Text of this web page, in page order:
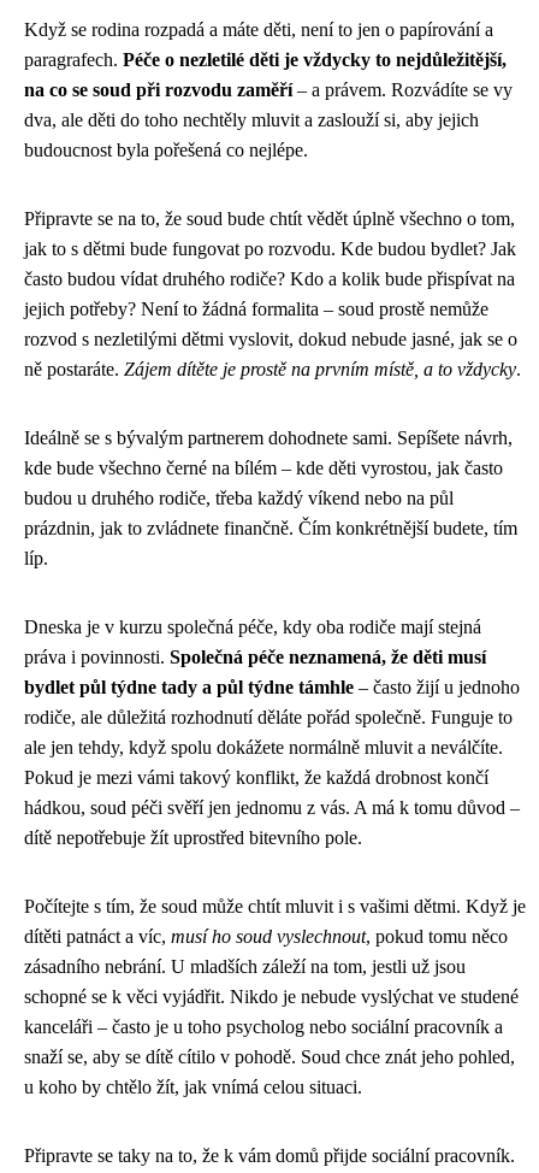
Když se rodina rozpadá a máte děti, není to jen o papírování a
paragrafech. Péče o nezletilé děti je vždycky to nejdůležitější,
na co se soud při rozvodu zaměří– a právem. Rozvádíte se vy
dva, ale děti do toho nechtěly mluvit a zaslouží si, aby jejich
budoucnost byla pořešená co nejlépe.
Připravte se na to, že soud bude chtít vědět úplně všechno o tom,
jak to s dětmi bude fungovat po rozvodu. Kde budou bydlet? Jak
často budou vídat druhého rodiče? Kdo a kolik bude přispívat na
jejich potřeby? Není to žádná formalita – soud prostě nemůže
rozvod s nezletilými dětmi vyslovit, dokud nebude jasné, jak se o
ně postaráte. Zájem dítěte je prostě na prvním místě, a to vždycky.
Ideálně se s bývalým partnerem dohodnete sami. Sepíšete návrh,
kde bude všechno černé na bílém – kde děti vyrostou, jak často
budou u druhého rodiče, třeba každý víkend nebo na půl
prázdnin, jak to zvládnete finančně. Čím konkrétnější budete, tím
líp.
Dneska je v kurzu společná péče, kdy oba rodiče mají stejná
práva i povinnosti. Společná péče neznamená, že děti musí
bydlet půl týdne tady a půl týdne támhle – často žijí u jednoho
rodiče, ale důležitá rozhodnutí děláte pořád společně. Funguje to
ale jen tehdy, když spolu dokážete normálně mluvit a neválčíte.
Pokud je mezi vámi takový konflikt, že každá drobnost končí
hádkou, soud péči svěří jen jednomu z vás. A má k tomu důvod –
dítě nepotřebuje žít uprostřed bitevního pole.
Počítejte s tím, že soud může chtít mluvit i s vašimi dětmi. Když je
dítěti patnáct a víc, musí ho soud vyslechnout, pokud tomu něco
zásadního nebrání. U mladších záleží na tom, jestli už jsou
schopné se k věci vyjádřit. Nikdo je nebude vyslýchat ve studené
kanceláři – často je u toho psycholog nebo sociální pracovník a
snaží se, aby se dítě cítilo v pohodě. Soud chce znát jeho pohled,
u koho by chtělo žít, jak vnímá celou situaci.
Připravte se taky na to, že k vám domů přijde sociální pracovník.